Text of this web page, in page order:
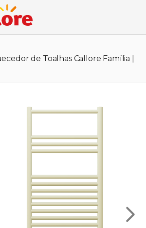
de Toalhas Callore Família |